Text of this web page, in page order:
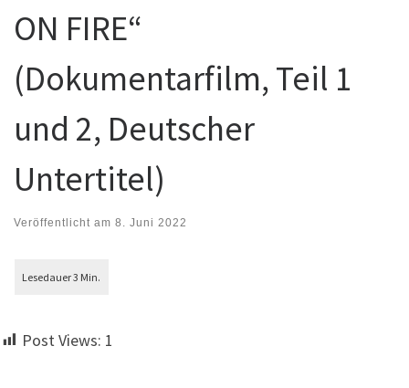
ON FIRE“
(Dokumentarfilm, Teil 1
und 2, Deutscher
Untertitel)
Veröffentlicht am 8. Juni 2022
Post Views: 1